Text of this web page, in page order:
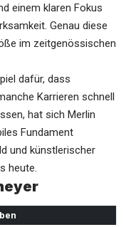
einem klaren Fokus
Genau diese
im zeitgenössischen
dafür, dass
Karrieren schnell
hat sich Merlin
Fundament
und künstlerischer
heute.